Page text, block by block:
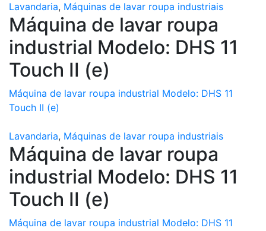
Lavandaria, Máquinas de lavar roupa industriais
Máquina de lavar roupa
industrial Modelo: DHS 11
Touch II (e)
Máquina de lavar roupa industrial Modelo: DHS 11
Touch II (e)
Lavandaria, Máquinas de lavar roupa industriais
Máquina de lavar roupa
industrial Modelo: DHS 11
Touch II (e)
Máquina de lavar roupa industrial Modelo: DHS 11